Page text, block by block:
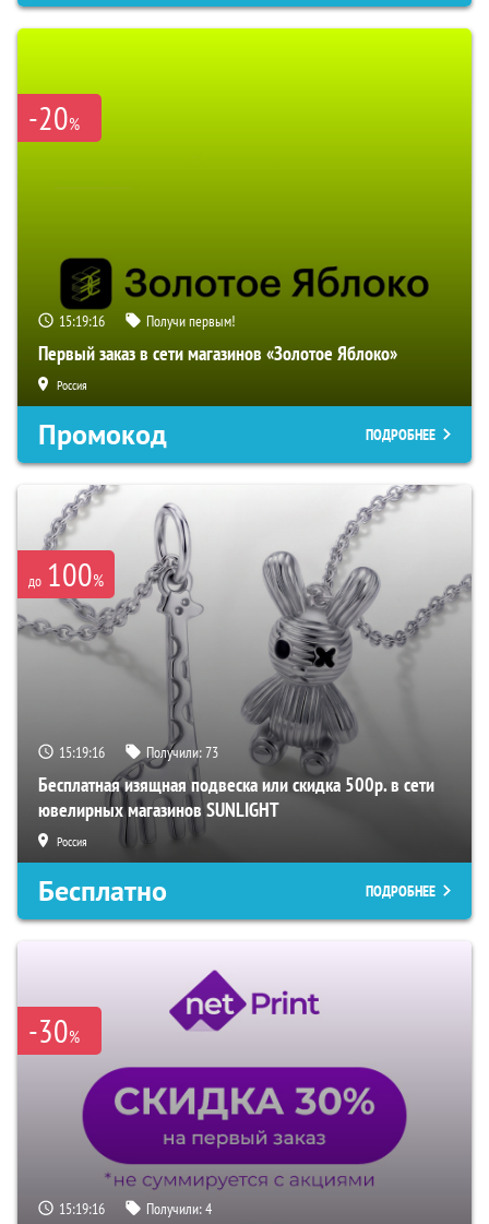
-20%
15:19:15 Получи первым!
Первый заказ в сети магазинов «Золотое Яблоко»
Россия
Промокод ПОДРОБНЕЕ
до 100%
15:19:15 Получили:73
Бесплатная изящная подвеска или скидка 500р. в сети
ювелирных магазинов SUNLIGHT
Россия
Бесплатно ПОДРОБНЕЕ
-30%
15:19:15 Получили:4